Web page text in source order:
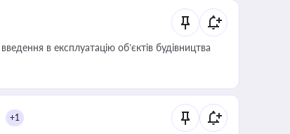
в експлуатацію об’єктів будівництва
+1